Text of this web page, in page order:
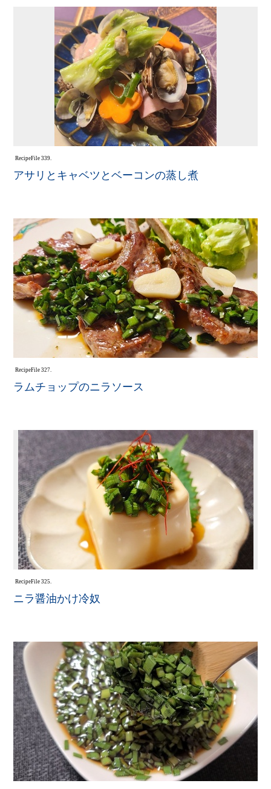
RecipeFile 339.
アサリとキャベツとベーコンの蒸し煮
RecipeFile 327.
ラムチョップのニラソース
RecipeFile 325.
ニラ醤油かけ冷奴